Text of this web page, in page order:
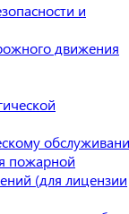
и
движения
пожарной
(для лицензии